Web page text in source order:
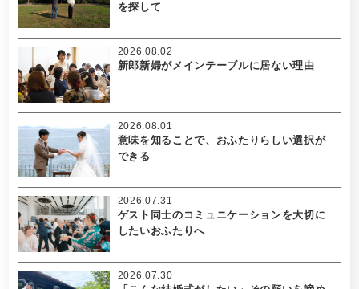
を探して
新郎新婦がメインテーブルに居ない理由
2026.08.02
意味を知ることで、おふたりらしい選択が
できる
2026.08.01
ゲスト同士のコミュニケーションを大切に
したいおふたりへ
2026.07.31
2026.07.30